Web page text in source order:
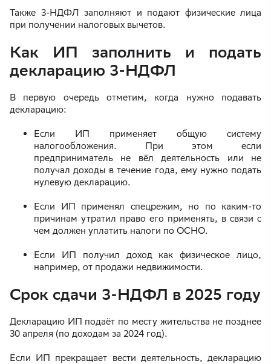
Также 3-НДФЛ заполняют и подают физические лица
при получении налоговых вычетов.
Как ИП заполнить и подать
декларацию 3-НДФЛ
В первую очередь отметим, когда нужно подавать
декларацию:
Если ИП применяет общую систему
налогообложения. При этом если
предприниматель не вёл деятельность или не
получал доходы в течение года, ему нужно подать
нулевую декларацию.
Если ИП применял спецрежим, но по каким-то
причинам утратил право его применять, в связи с
чем должен уплатить налоги по ОСНО.
Если ИП получил доход как физическое лицо,
например, от продажи недвижимости.
Срок сдачи 3-НДФЛ в 2025 году
Декларацию ИП подаёт по месту жительства не позднее
30 апреля (по доходам за 2024 год).
Если ИП прекращает вести деятельность, декларацию